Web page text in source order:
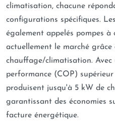
climatisation, chacune
configurations spécifiques.
également appelés pompes
actuellement le marché
chauffage/climatisation. Avec
performance (COP) supérieur
produisent jusqu'à 5 kW de
garantissant des économies
facture énergétique.